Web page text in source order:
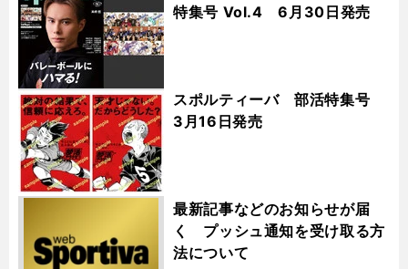
特集号 Vol.4 6月30日発売
スポルティーバ 部活特集号
3月16日発売
最新記事などのお知らせが届
く プッシュ通知を受け取る方
法について